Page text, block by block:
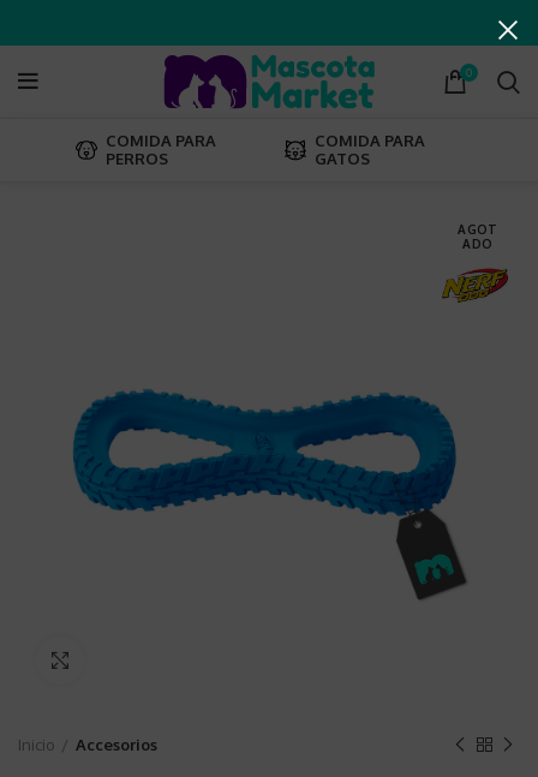
0
COMIDA PARA
PERROS
COMIDA PARA
GATOS
AGOT
ADO
Inicio Accesorios